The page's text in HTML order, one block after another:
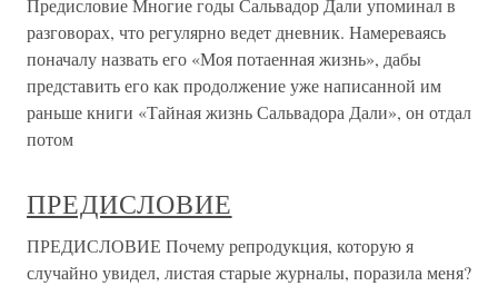
Предисловие Многие годы Сальвадор Дали упоминал в
разговорах, что регулярно ведет дневник. Намереваясь
поначалу назвать его «Моя потаенная жизнь», дабы
представить его как продолжение уже написанной им
раньше книги «Тайная жизнь Сальвадора Дали», он отдал
потом
ПРЕДИСЛОВИЕ
ПРЕДИСЛОВИЕ Почему репродукция, которую я
случайно увидел, листая старые журналы, поразила меня?